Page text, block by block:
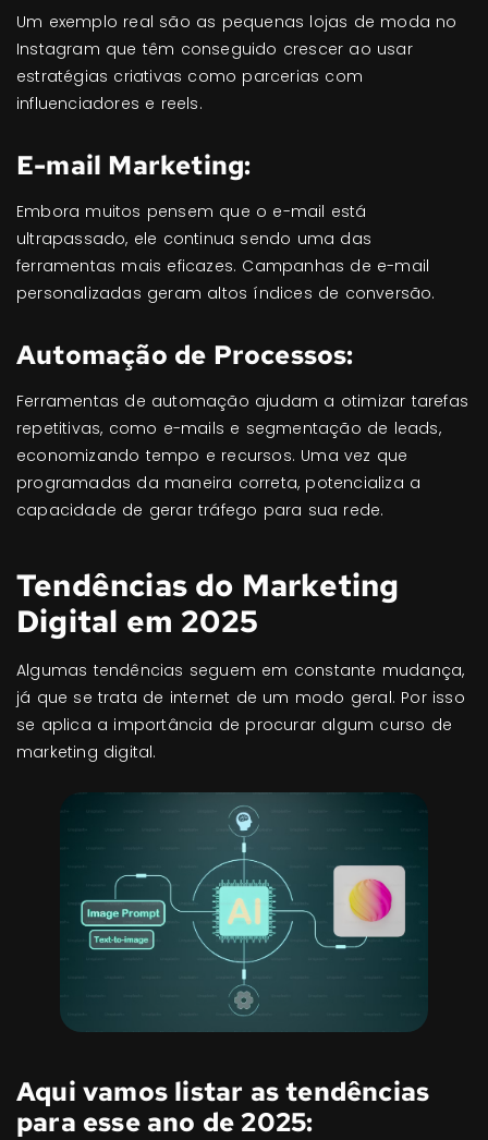
Um exemplo real são as pequenas lojas de moda no
Instagram que têm conseguido crescer ao usar
estratégias criativas como parcerias com
influenciadores e reels.
E-mail Marketing:
Embora muitos pensem que o e-mail está
ultrapassado, ele continua sendo uma das
ferramentas mais eficazes. Campanhas de e-mail
personalizadas geram altos índices de conversão.
Automação de Processos:
Ferramentas de automação ajudam a otimizar tarefas
repetitivas, como e-mails e segmentação de leads,
economizando tempo e recursos. Uma vez que
programadas da maneira correta, potencializa a
capacidade de gerar tráfego para sua rede.
Tendências do Marketing
Digital em 2025
Algumas tendências seguem em constante mudança,
já que se trata de internet de um modo geral. Por isso
se aplica a importância de procurar algum curso de
marketing digital.
Aqui vamos listar as tendências
para esse ano de 2025: